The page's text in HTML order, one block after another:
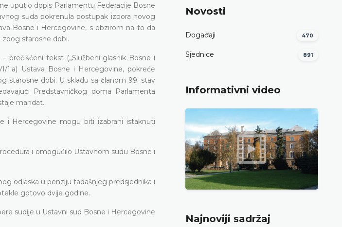
uputio dopis Parlamentu Federacije Bosne
suda pokrenula postupak izbora novog
Bosne i Hercegovine, s obzirom na to da
starosne dobi.
prečišćeni tekst („Službeni glasnik Bosne i
1.a) Ustava Bosne i Hercegovine, pokreće
starosne dobi. U skladu sa članom 99. stav
Predstavničkog doma Parlamenta
mandat.
i Hercegovine mogu biti izabrani istaknuti
i omogućilo Ustavnom sudu Bosne i
odlaska u penziju tadašnjeg predsjednika i
gotovo dvije godine.
sudije u Ustavni sud Bosne i Hercegovine
Novosti
Događaji 470
Sjednice 891
Informativni video
Najnoviji sadržaj